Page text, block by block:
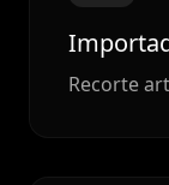
Recorte